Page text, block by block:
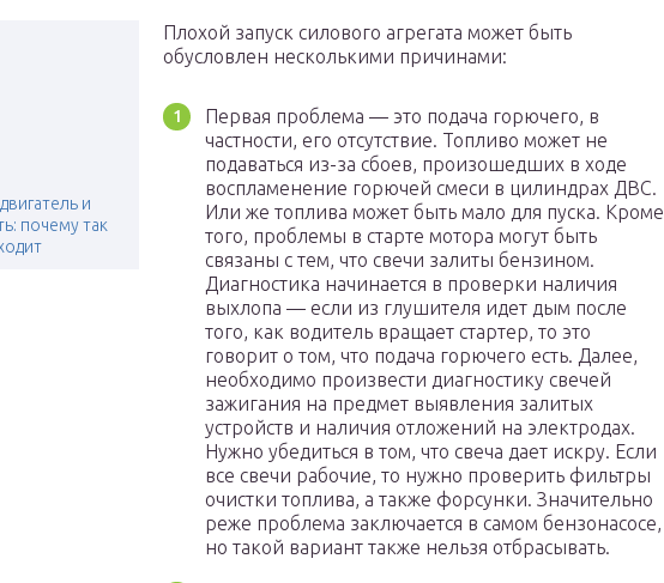
и
почему так
Плохой запуск силового агрегата может быть
обусловлен несколькими причинами:
Первая проблема — это подача горючего, в
частности, его отсутствие. Топливо может не
подаваться из-за сбоев, произошедших в ходе
воспламенение горючей смеси в цилиндрах ДВС.
Или же топлива может быть мало для пуска. Кроме
того, проблемы в старте мотора могут быть
связаны с тем, что свечи залиты бензином.
Диагностика начинается в проверки наличия
выхлопа — если из глушителя идет дым после
того, как водитель вращает стартер, то это
говорит о том, что подача горючего есть. Далее,
необходимо произвести диагностику свечей
зажигания на предмет выявления залитых
устройств и наличия отложений на электродах.
Нужно убедиться в том, что свеча дает искру. Если
все свечи рабочие, то нужно проверить фильтры
очистки топлива, а также форсунки. Значительно
реже проблема заключается в самом бензонасосе,
но такой вариант также нельзя отбрасывать.